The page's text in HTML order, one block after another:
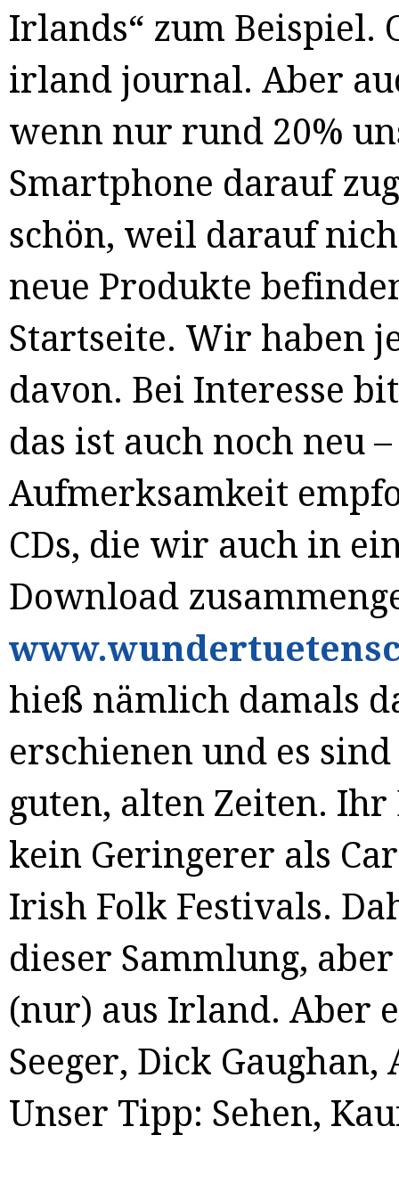
Irlands“ zum Beispiel.
irland journal. Aber
wenn nur rund 20%
Smartphone darauf
schön, weil darauf
neue Produkte
Startseite. Wir haben
davon. Bei Interesse
das ist auch noch neu
Aufmerksamkeit
CDs, die wir auch in
Download
hieß nämlich damals
erschienen und es
guten, alten Zeiten.
kein Geringerer als
Irish Folk Festivals.
dieser Sammlung,
(nur) aus Irland. Aber
Seeger, Dick
Unser Tipp: Sehen,